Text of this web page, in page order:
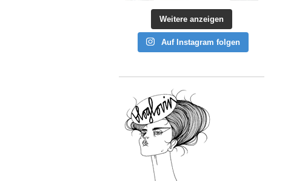
Weitere anzeigen
Auf Instagram folgen